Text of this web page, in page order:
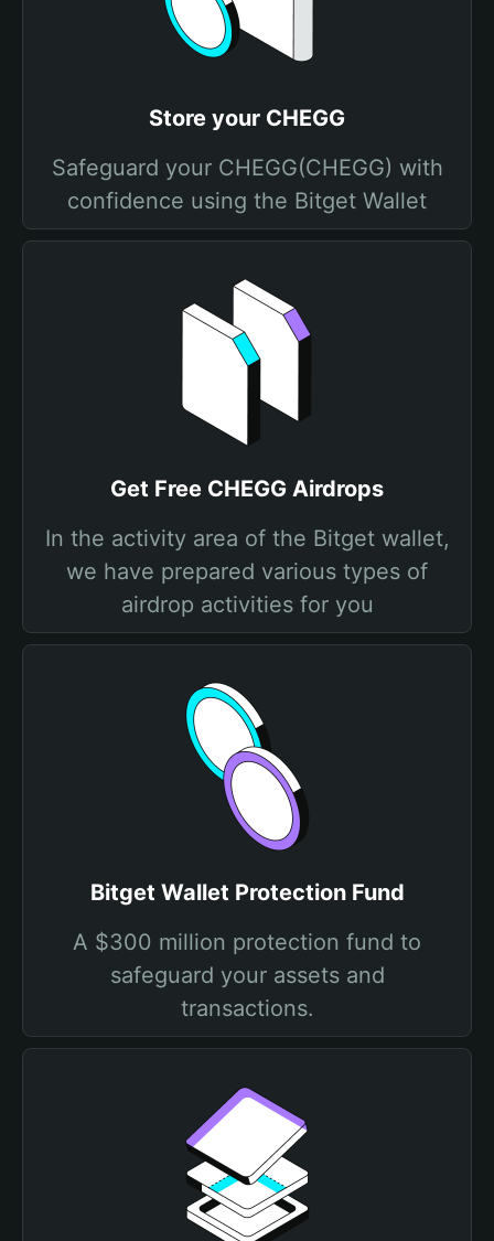
Store your CHEGG
Safeguard your CHEGG(CHEGG) with
confidence using the Bitget Wallet
Get Free CHEGG Airdrops
In the activity area of the Bitget wallet,
we have prepared various types of
airdrop activities for you
Bitget Wallet Protection Fund
A $300 million protection fund to
safeguard your assets and
transactions.